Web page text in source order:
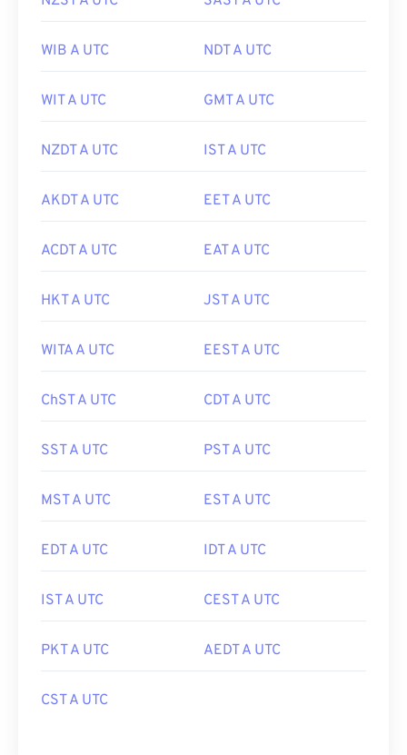
WIB A UTC NDT A UTC
WIT A UTC GMT A UTC
NZDT A UTC IST A UTC
AKDT A UTC EET A UTC
ACDT A UTC EAT A UTC
HKT A UTC JST A UTC
WITA A UTC EEST A UTC
ChST A UTC CDT A UTC
SST A UTC PST A UTC
MST A UTC EST A UTC
EDT A UTC IDT A UTC
IST A UTC CEST A UTC
PKT A UTC AEDT A UTC
CST A UTC